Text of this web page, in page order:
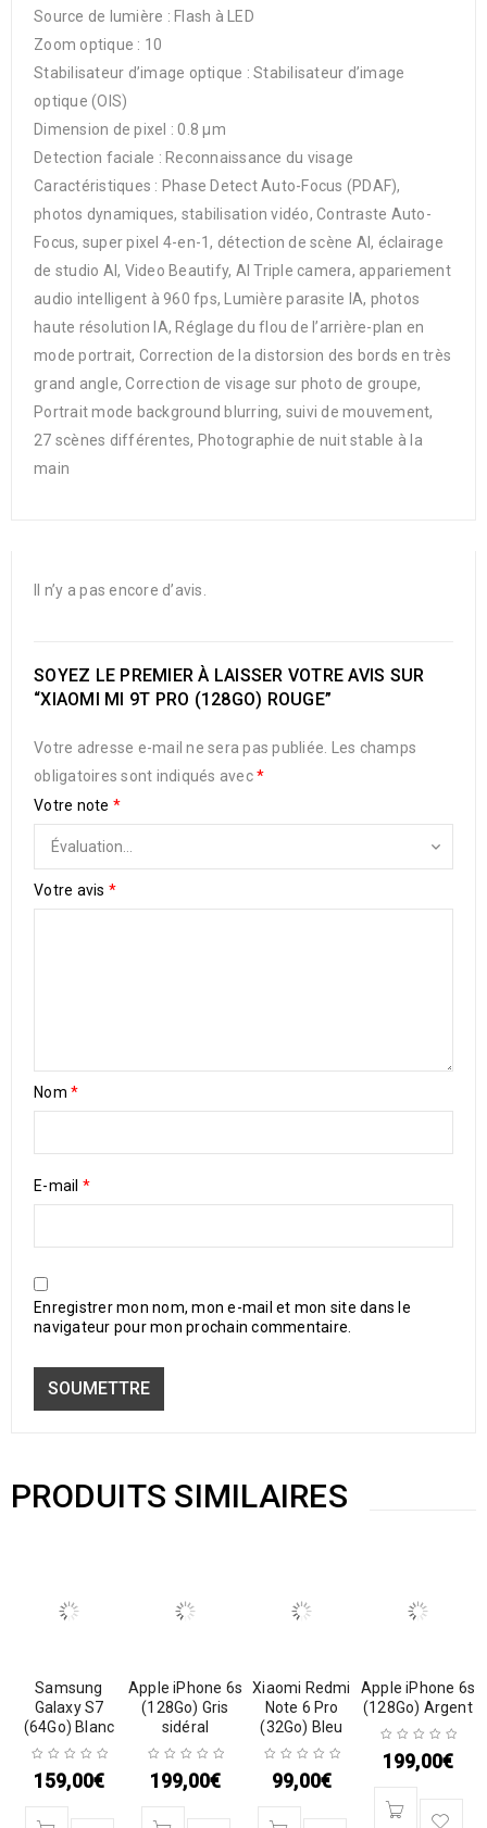
Source de lumière : Flash à LED
Zoom optique : 10
Stabilisateur d’image optique : Stabilisateur d’image
optique (OIS)
Dimension de pixel : 0.8 µm
Detection faciale : Reconnaissance du visage
Caractéristiques : Phase Detect Auto-Focus (PDAF),
photos dynamiques, stabilisation vidéo, Contraste Auto-
Focus, super pixel 4-en-1, détection de scène AI, éclairage
de studio AI, Video Beautify, AI Triple camera, appariement
audio intelligent à 960 fps, Lumière parasite IA, photos
haute résolution IA, Réglage du flou de l’arrière-plan en
mode portrait, Correction de la distorsion des bords en très
grand angle, Correction de visage sur photo de groupe,
Portrait mode background blurring, suivi de mouvement,
27 scènes différentes, Photographie de nuit stable à la
main
Il n’y a pas encore d’avis.
SOYEZ LE PREMIER À LAISSER VOTRE AVIS SUR
“XIAOMI MI 9T PRO (128GO) ROUGE”
Votre adresse e-mail ne sera pas publiée.
Les champs
obligatoires sont indiqués avec*
Votre note *
Votre avis *
Nom *
E-mail *
Enregistrer mon nom, mon e-mail et mon site dans le
navigateur pour mon prochain commentaire.
PRODUITS SIMILAIRES
Samsung
Galaxy S7
(64Go) Blanc
159,00€
Apple iPhone 6s
(128Go) Gris
sidéral
199,00€
Xiaomi Redmi
Note 6 Pro
(32Go) Bleu
99,00€
Apple iPhone 6s
(128Go) Argent
199,00€